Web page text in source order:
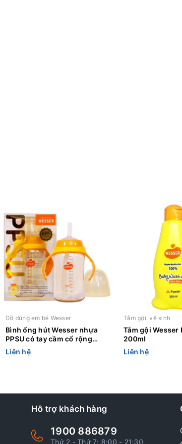
Đồ dùng em bé Wesser
Bình ống hút Wesser nhựa
PPSU có tay cầm cổ rộng
260ml
Liên hệ
Tắm gội, vệ sinh
Tắm gội Wesser
200ml
Liên hệ
Hỗ trợ khách hàng
1900 886879
Thứ 2 - Thứ 7: 8:00 - 21:30